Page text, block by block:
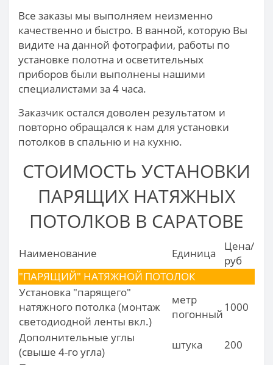
Все заказы мы выполняем неизменно
качественно и быстро. В ванной, которую Вы
видите на данной фотографии, работы по
установке полотна и осветительных
приборов были выполнены нашими
специалистами за 4 часа.
Заказчик остался доволен результатом и
повторно обращался к нам для установки
потолков в спальню и на кухню.
СТОИМОСТЬ УСТАНОВКИ
ПАРЯЩИХ НАТЯЖНЫХ
ПОТОЛКОВ В САРАТОВЕ
Наименование Единица
Цена/
руб
"ПАРЯЩИЙ" НАТЯЖНОЙ ПОТОЛОК
Установка "парящего"
натяжного потолка (монтаж
светодиодной ленты вкл.)
метр
погонный
1000
Дополнительные углы
(свыше 4-го угла)
штука
200